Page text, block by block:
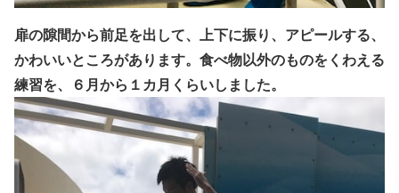
扉の隙間から前足を出して、上下に振り、アピールする、
かわいいところがあります。 食べ物以外のものをくわえる
練習を、６月から１カ月くらいしました。